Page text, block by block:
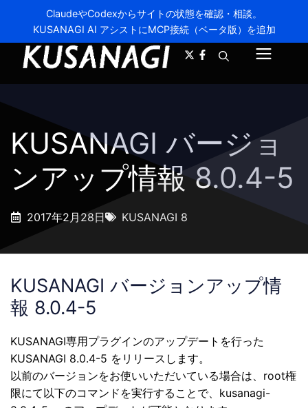
ClaudeやCodexからサイトの状態を確認・相談。
KUSANAGI AI アシストにMCP接続（ベータ版）を追加
ニ
KUSANAGI バージョ
ンアップ情報 8.0.4-5
2017年2月28日 KUSANAGI 8
KUSANAGI バージョンアップ情
報 8.0.4-5
KUSANAGI専用プラグインのアップデートを行った
KUSANAGI 8.0.4-5 をリリースします。
以前のバージョンをお使いいただいている場合は、root権
限にて以下のコマンドを実行することで、kusanagi-
A- A+